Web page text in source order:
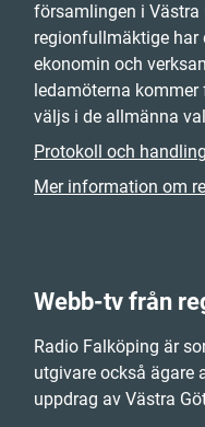
församlingen i Västra
regionfullmäktige har
ekonomin och
ledamöterna
väljs i de allmänna
Protokoll och
Mer information om
Webb-tv från
Radio Falköping är
utgivare också ägare
uppdrag av Västra